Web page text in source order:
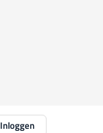
Inloggen